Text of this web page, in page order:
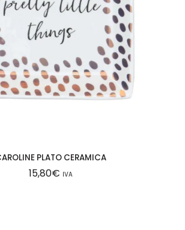
PLATO CERAMICA
15,80€ IVA